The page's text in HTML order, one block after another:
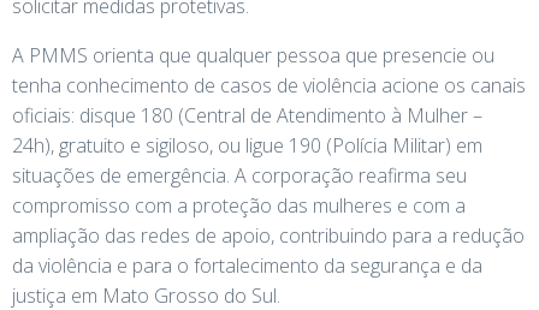
solicitar medidas protetivas.
A PMMS orienta que qualquer pessoa que presencie ou
tenha conhecimento de casos de violência acione os canais
oficiais: disque 180 (Central de Atendimento à Mulher –
24h), gratuito e sigiloso, ou ligue 190 (Polícia Militar) em
situações de emergência. A corporação reafirma seu
compromisso com a proteção das mulheres e com a
ampliação das redes de apoio, contribuindo para a redução
da violência e para o fortalecimento da segurança e da
justiça em Mato Grosso do Sul.